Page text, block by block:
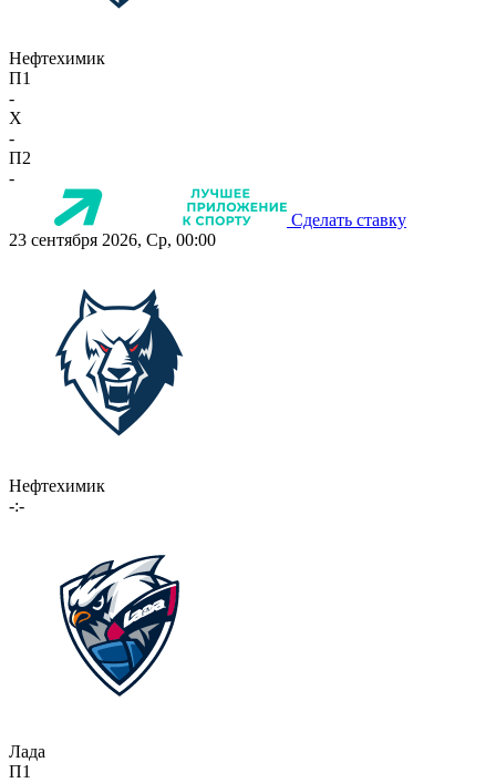
Нефтехимик
П1
-
X
-
П2
-
Сделать ставку
23 сентября 2026, Ср, 00:00
Нефтехимик
-:-
Лада
П1